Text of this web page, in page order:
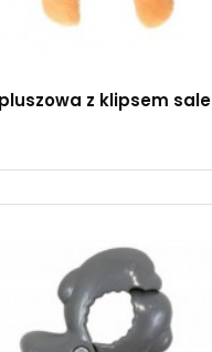
z klipsem sale